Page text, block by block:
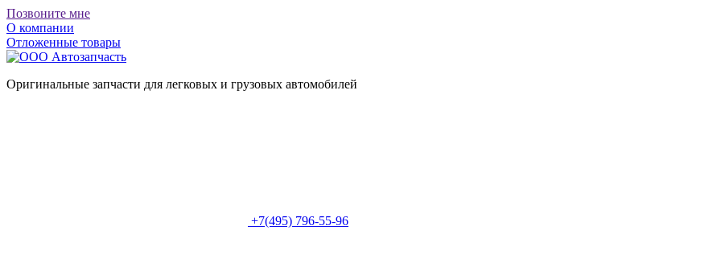
Позвоните мне
О компании
Отложенные товары
Оригинальные запчасти для легковых и грузовых автомобилей
+7(495) 796-55-96